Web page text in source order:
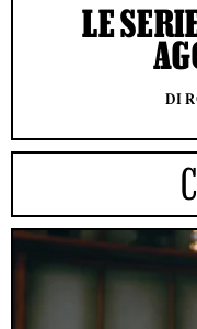
LE
DI